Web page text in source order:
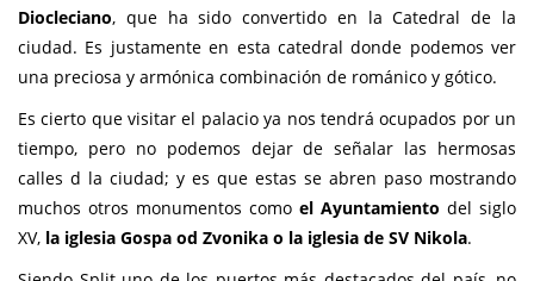
Diocleciano, que ha sido convertido en la Catedral de la
ciudad. Es justamente en esta catedral donde podemos ver
una preciosa y armónica combinación de románico y gótico.
Es cierto que visitar el palacio ya nos tendrá ocupados por un
tiempo, pero no podemos dejar de señalar las hermosas
calles d la ciudad; y es que estas se abren paso mostrando
muchos otros monumentos como el Ayuntamiento del siglo
XV, la iglesia Gospa od Zvonika o la iglesia de SV Nikola.